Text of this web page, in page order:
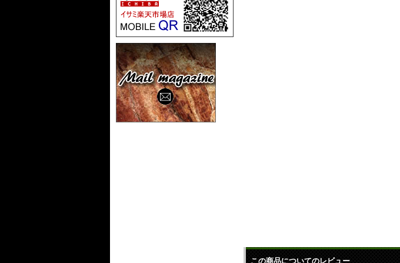
この商品についてのレビュー